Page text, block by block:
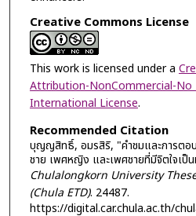
Creative Commons License
This work is licensed under a
Attribution-NonCommercial-No
International License.
Recommended Citation
บุญญสิทธิ์, อมรสิริ, "คำชมและการตอบ
ชาย เพศหญิง และเพศชายที่มีจิตใจเ
Chulalongkorn University
(Chula ETD). 24487.
https://digital.car.chula.ac.th/